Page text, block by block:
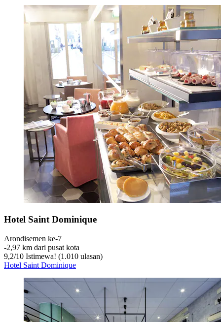
Hotel Saint Dominique
Arondisemen ke-7
‐2,97 km dari pusat kota
9,2/10 Istimewa! (1.010 ulasan)
Hotel Saint Dominique